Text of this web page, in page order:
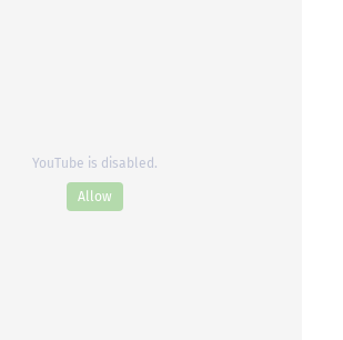
YouTube is disabled.
Allow